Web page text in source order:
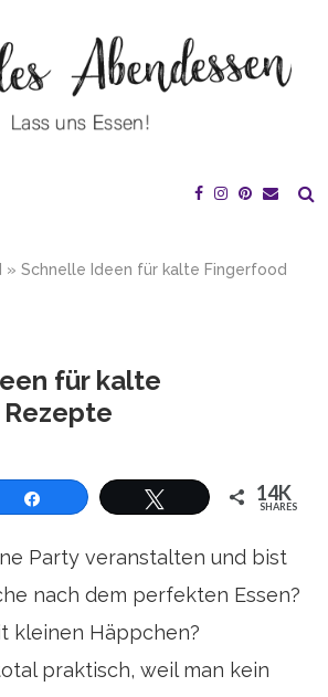
» Schnelle Ideen für kalte Fingerfood
für kalte
14K
SHARES
Party veranstalten und bist
nach dem perfekten Essen?
kleinen Häppchen?
praktisch, weil man kein